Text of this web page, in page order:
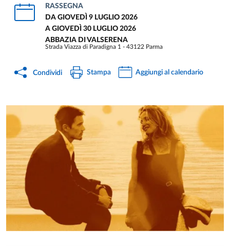
RASSEGNA
DA GIOVEDÌ 9 LUGLIO 2026
A GIOVEDÌ 30 LUGLIO 2026
ABBAZIA DI VALSERENA
Strada Viazza di Paradigna 1 - 43122 Parma
Condividi Stampa Aggiungi al calendario